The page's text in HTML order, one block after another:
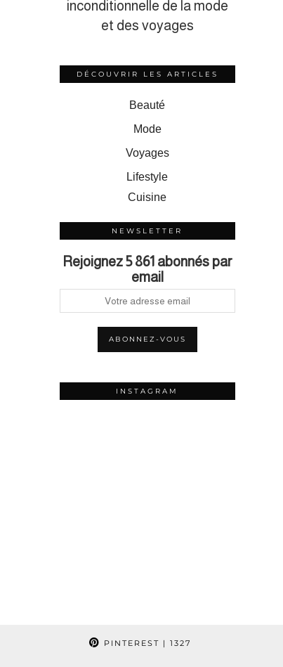
inconditionnelle de la mode
et des voyages
DÉCOUVRIR LES ARTICLES
Beauté
Mode
Voyages
Lifestyle
Cuisine
NEWSLETTER
Rejoignez 5 861 abonnés par
email
INSTAGRAM
PINTEREST | 1327